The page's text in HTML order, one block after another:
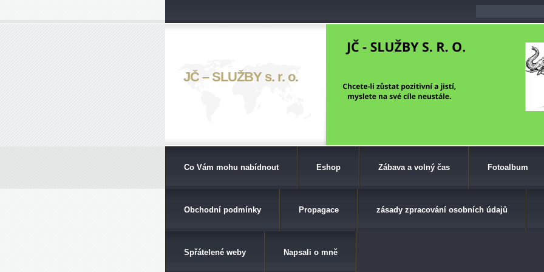
JČ – SLUŽBY s. r. o.
Co Vám mohu nabídnout Eshop Zábava a volný čas Fotoalbum
Obchodní podmínky Propagace zásady zpracování osobních údajů
Spřátelené weby Napsali o mně